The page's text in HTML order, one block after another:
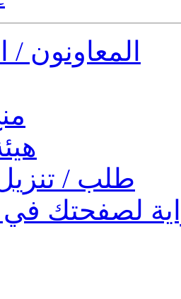
المعاونون /
طلب / تنزيل
لصفحتك في